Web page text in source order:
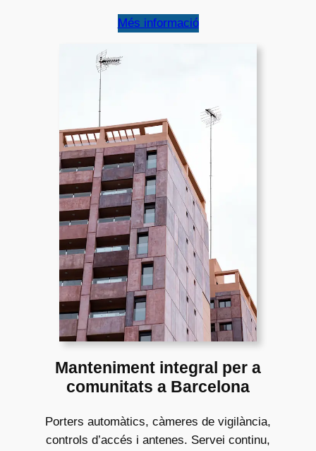
Més informació
Manteniment integral per a
comunitats a Barcelona
Porters automàtics, càmeres de vigilància,
controls d’accés i antenes. Servei continu,